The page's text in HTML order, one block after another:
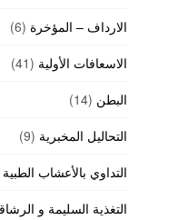
الارداف – المؤخرة (6)
الاسعافات الأولية (41)
البطن (14)
التحاليل المخبرية (9)
التداوي بالأعشاب الطبية
التغذية السليمة و